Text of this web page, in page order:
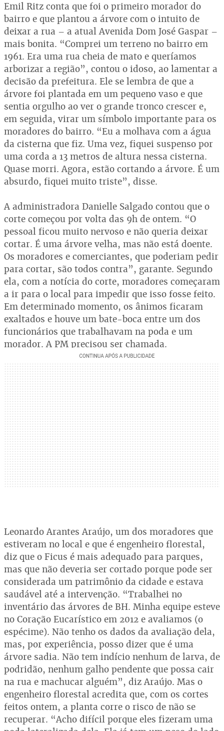
Emil Ritz conta que foi o primeiro morador do
bairro e que plantou a árvore com o intuito de
deixar a rua – a atual Avenida Dom José Gaspar –
mais bonita. “Comprei um terreno no bairro em
1961. Era uma rua cheia de mato e queríamos
arborizar a região”, contou o idoso, ao lamentar a
decisão da prefeitura. Ele se lembra de que a
árvore foi plantada em um pequeno vaso e que
sentia orgulho ao ver o grande tronco crescer e,
em seguida, virar um símbolo importante para os
moradores do bairro. “Eu a molhava com a água
da cisterna que fiz. Uma vez, fiquei suspenso por
uma corda a 13 metros de altura nessa cisterna.
Quase morri. Agora, estão cortando a árvore. É um
absurdo, fiquei muito triste”, disse.
A administradora Danielle Salgado contou que o
corte começou por volta das 9h de ontem. “O
pessoal ficou muito nervoso e não queria deixar
cortar. É uma árvore velha, mas não está doente.
Os moradores e comerciantes, que poderiam pedir
para cortar, são todos contra”, garante. Segundo
ela, com a notícia do corte, moradores começaram
a ir para o local para impedir que isso fosse feito.
Em determinado momento, os ânimos ficaram
exaltados e houve um bate-boca entre um dos
funcionários que trabalhavam na poda e um
morador. A PM precisou ser chamada.
Leonardo Arantes Araújo, um dos moradores que
estiveram no local e que é engenheiro florestal,
diz que o Ficus é mais adequado para parques,
mas que não deveria ser cortado porque pode ser
considerada um patrimônio da cidade e estava
saudável até a intervenção. “Trabalhei no
inventário das árvores de BH. Minha equipe esteve
no Coração Eucarístico em 2012 e avaliamos (o
espécime). Não tenho os dados da avaliação dela,
mas, por experiência, posso dizer que é uma
árvore sadia. Não tem indício nenhum de larva, de
podridão, nenhum galho pendente que possa cair
na rua e machucar alguém”, diz Araújo. Mas o
engenheiro florestal acredita que, com os cortes
feitos ontem, a planta corre o risco de não se
recuperar. “Acho difícil porque eles fizeram uma